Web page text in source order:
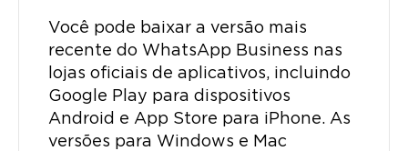
Você pode baixar a versão mais
recente do WhatsApp Business nas
lojas oficiais de aplicativos, incluindo
Google Play para dispositivos
Android e App Store para iPhone. As
versões para Windows e Mac